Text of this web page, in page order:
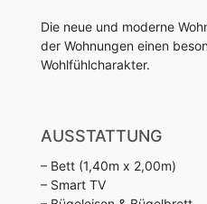
Die neue und moderne
der Wohnungen einen
Wohlfühlcharakter.
AUSSTATTUNG
– Bett (1,40m x 2,00m)
– Smart TV